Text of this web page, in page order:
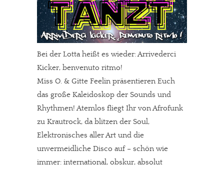
Bei der Lotta heißt es wieder: Arrivederci
Kicker, benvenuto ritmo!
Miss O. & Gitte Feelin präsentieren Euch
das große Kaleidoskop der Sounds und
Rhythmen! Atemlos fliegt Ihr von Afrofunk
zu Krautrock, da blitzen der Soul,
Elektronisches aller Art und die
unvermeidliche Disco auf – schön wie
immer: international, obskur, absolut